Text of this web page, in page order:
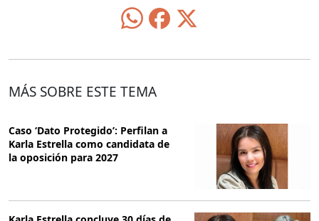
MÁS SOBRE ESTE TEMA
Caso ‘Dato Protegido’: Perfilan a
Karla Estrella como candidata de
la oposición para 2027